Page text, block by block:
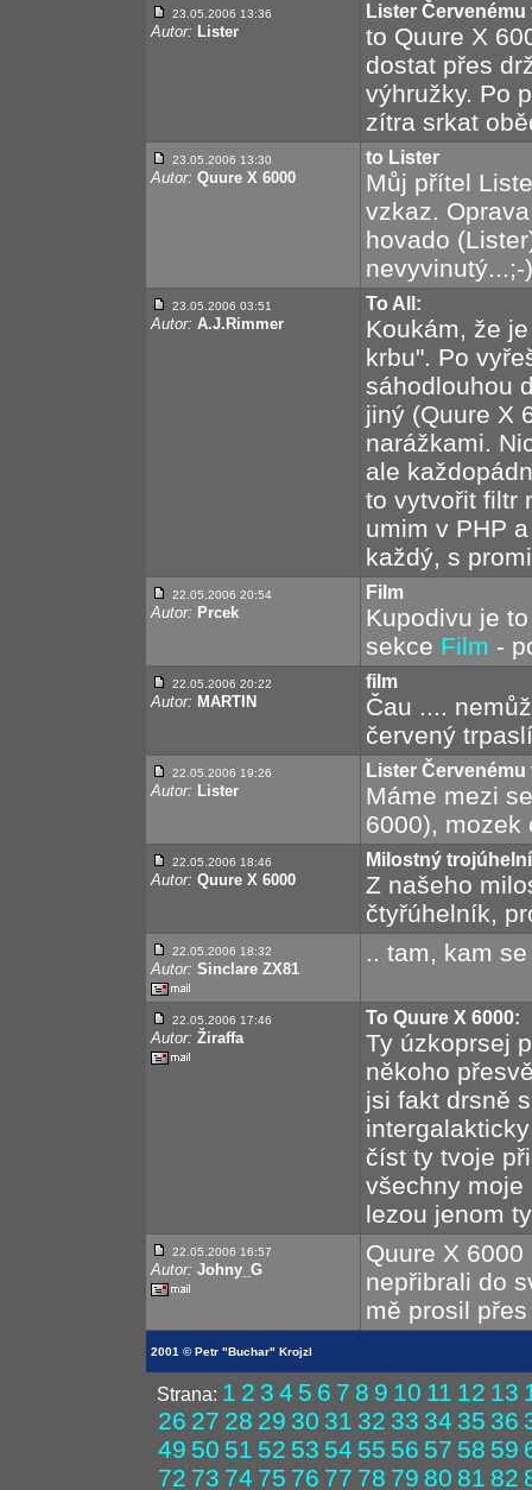
23.05.2006 13:36
Autor: Lister
Lister
to Quure X
dostat přes
výhružky. Po
zítra srkat
23.05.2006 13:30
Autor: Quure X 6000
to Lister
Můj přítel
vzkaz.
hovado
nevyvinutý...;-)
23.05.2006 03:51
Autor: A.J.Rimmer
To All:
Koukám, že
krbu". Po
sáhodlouhou
jiný (Quure X
narážkami.
ale
to vytvořit filtr
umim v PHP
každý, s
22.05.2006 20:54
Autor: Prcek
Film
Kupodivu je
sekce Film -
22.05.2006 20:22
Autor: MARTIN
film
Čau ....
červený
22.05.2006 19:26
Autor: Lister
Lister
Máme mezi
6000), mozek
22.05.2006 18:46
Autor: Quure X 6000
Milostný
Z našeho
čtyřúhelník,
22.05.2006 18:32
Autor: Sinclare ZX81
.. tam, kam
22.05.2006 17:46
Autor: Žiraffa
To Quure X 6000:
Ty úzkoprsej
někoho
jsi fakt drsně
číst ty tvoje
všechny moje
lezou jenom
22.05.2006 16:57
Autor: Johny_G
Quure X
nepřibrali do
mě prosil
2001 © Petr "Buchar" Krojzl
Strana: 1 2 3 4 5 6 7 8 9 10 11 12 13
26 27 28 29 30 31 32 33 34 35 36
49 50 51 52 53 54 55 56 57 58 59
72 73 74 75 76 77 78 79 80 81 82